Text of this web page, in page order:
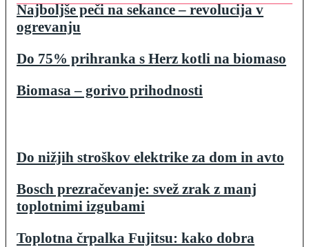
Najboljše peči na sekance – revolucija v
ogrevanju
Do 75% prihranka s Herz kotli na biomaso
Biomasa – gorivo prihodnosti
Do nižjih stroškov elektrike za dom in avto
Bosch prezračevanje: svež zrak z manj
toplotnimi izgubami
Toplotna črpalka Fujitsu: kako dobra